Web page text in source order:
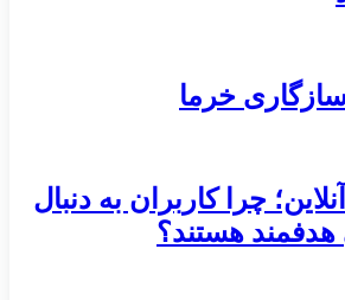
خرما
چرا کاربران به دنبال
هستند؟